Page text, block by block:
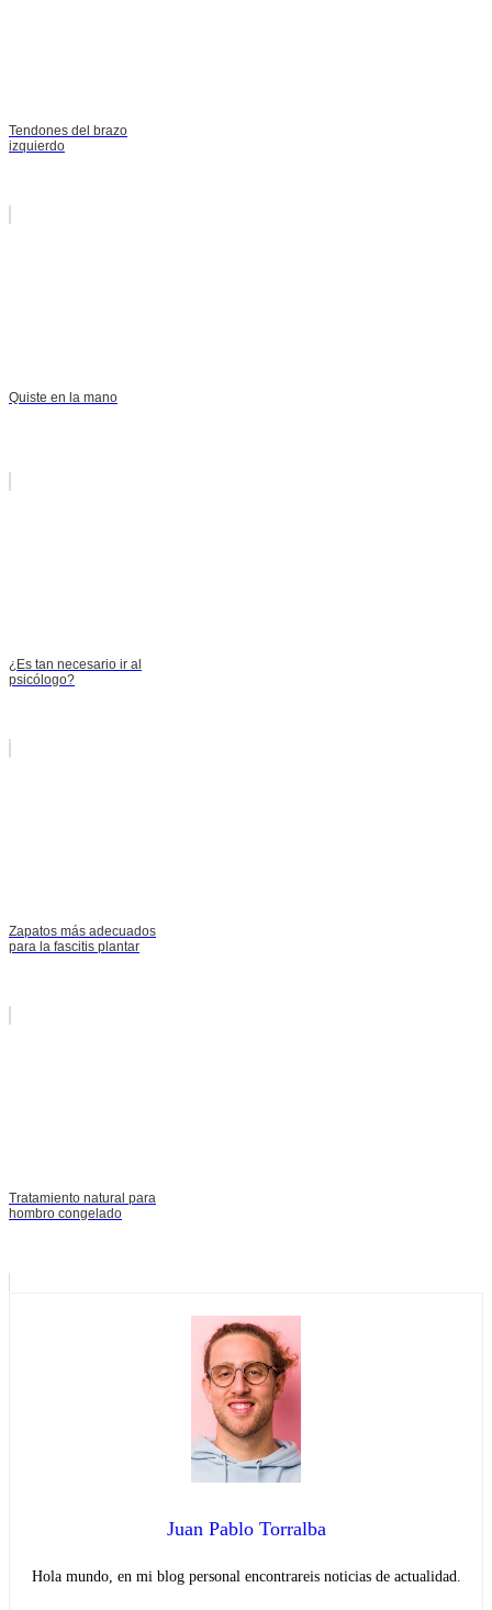
Tendones del brazo
izquierdo
Quiste en la mano
¿Es tan necesario ir al
psicólogo?
Zapatos más adecuados
para la fascitis plantar
Tratamiento natural para
hombro congelado
Juan Pablo Torralba
Hola mundo, en mi blog personal encontrareis noticias de actualidad.